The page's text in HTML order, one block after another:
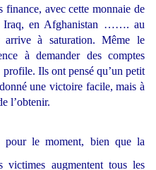
avec cette monnaie de
Iraq, en Afghanistan ……. au
à saturation. Même le
à demander des comptes
Ils ont pensé qu’un petit
une victoire facile, mais à
l’obtenir.
pour le moment, bien que la
augmentent tous les